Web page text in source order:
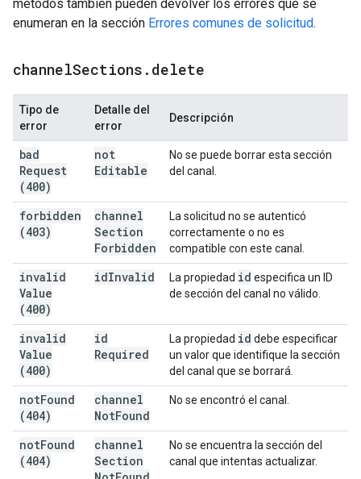
métodos también pueden devolver los errores que se
enumeran en la sección Errores comunes de solicitud.
channelSections . delete
Tipo de
error
Detalle del
error
Descripción
bad
Request
(400)
not
Editable
No se puede borrar esta sección
del canal.
forbidden
(403)
channel
Section
Forbidden
La solicitud no se autenticó
correctamente o no es
compatible con este canal.
invalid
Value
(400)
idInvalid La propiedad id especifica un ID
de sección del canal no válido.
invalid
Value
(400)
id
Required
La propiedad id debe especificar
un valor que identifique la sección
del canal que se borrará.
notFound
(404)
channel
NotFound
No se encontró el canal.
notFound
(404)
channel
Section
No se encuentra la sección del
canal que intentas actualizar.